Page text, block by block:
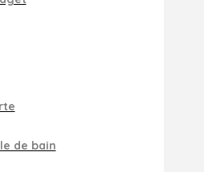
de bain